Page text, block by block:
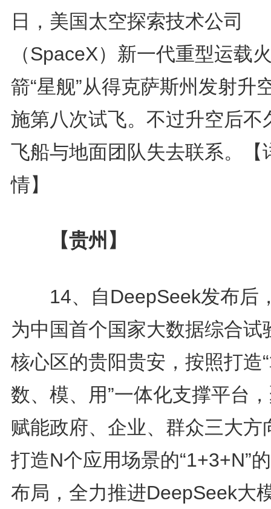
日，美国太空探索技术公司
（SpaceX）新一代重型运载
箭“星舰”从得克萨斯州发射升
施第八次试飞。不过升空后不
飞船与地面团队失去联系。
情】
【贵州】
14、自DeepSeek发布后
为中国首个国家大数据综合试
核心区的贵阳贵安，按照打造
数、模、用”一体化支撑平台
赋能政府、企业、群众三大方
打造N个应用场景的“1+3+N”
布局，全力推进DeepSeek大